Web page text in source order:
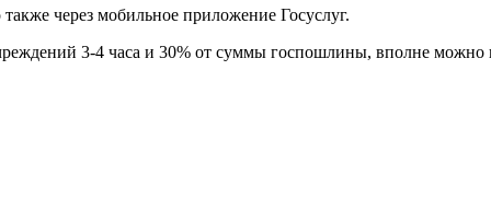
через мобильное приложение Госуслуг.
3-4 часа и 30% от суммы госпошлины, вполне можно